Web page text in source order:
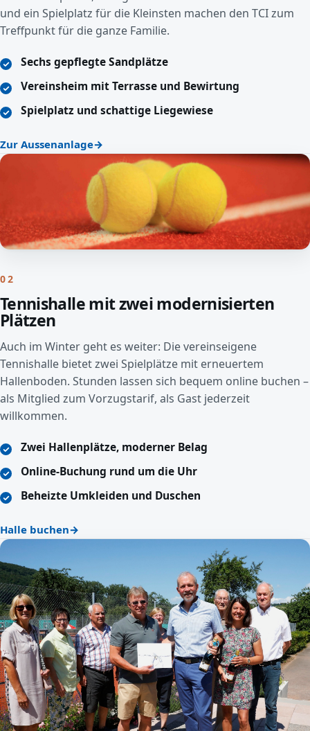
und ein Spielplatz für die Kleinsten machen den TCI zum
Treffpunkt für die ganze Familie.
Sechs gepflegte Sandplätze
Vereinsheim mit Terrasse und Bewirtung
Spielplatz und schattige Liegewiese
Zur Aussenanlage
02
Tennishalle mit zwei modernisierten
Plätzen
Auch im Winter geht es weiter: Die vereinseigene
Tennishalle bietet zwei Spielplätze mit erneuertem
Hallenboden. Stunden lassen sich bequem online buchen –
als Mitglied zum Vorzugstarif, als Gast jederzeit
willkommen.
Zwei Hallenplätze, moderner Belag
Online-Buchung rund um die Uhr
Beheizte Umkleiden und Duschen
Halle buchen